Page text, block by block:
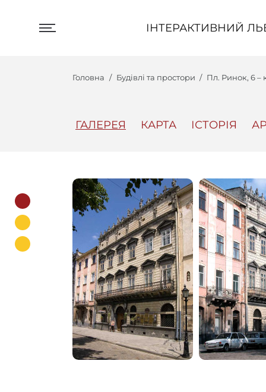
ІНТЕРАКТИВНИЙ
ІНТЕРАКТИВНИЙ ЛЬВІВ
Головна Будівлі та простори Пл. Ринок, 6 –
ГАЛЕРЕЯ КАРТА ІСТОРІЯ